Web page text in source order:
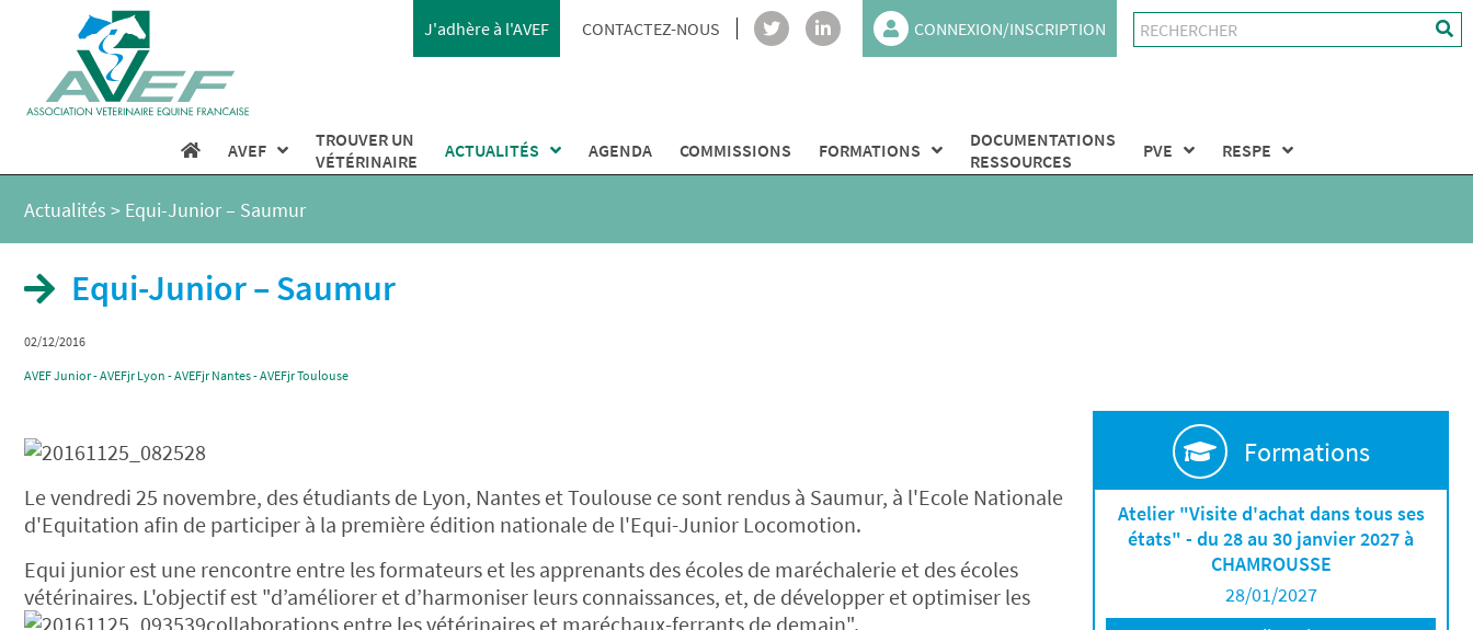
J'adhère à l'AVEF CONTACTEZ-NOUS CONNEXION/INSCRIPTION
AVEF
TROUVER UN
VÉTÉRINAIRE
ACTUALITÉS AGENDA COMMISSIONS FORMATIONS
DOCUMENTATIONS
RESSOURCES
PVE RESPE
Actualités > Equi-Junior – Saumur
Equi-Junior – Saumur
02/12/2016
AVEF Junior - AVEFjr Lyon - AVEFjr Nantes - AVEFjr Toulouse
Le vendredi 25 novembre, des étudiants de Lyon, Nantes et Toulouse ce sont rendus à Saumur, à l'Ecole Nationale
d'Equitation afin de participer à la première édition nationale de l'Equi-Junior Locomotion.
Equi junior est une rencontre entre les formateurs et les apprenants des écoles de maréchalerie et des écoles
vétérinaires. L'objectif est "d’améliorer et d’harmoniser leurs connaissances, et, de développer et optimiser les
collaborations entre les vétérinaires et maréchaux-ferrants de demain".
Formations
Atelier "Visite d'achat dans tous ses
états" - du 28 au 30 janvier 2027 à
CHAMROUSSE
28/01/2027